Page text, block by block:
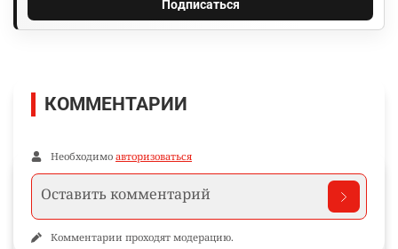
Подписаться
КОММЕНТАРИИ
Необходимо авторизоваться
Комментарии проходят модерацию.